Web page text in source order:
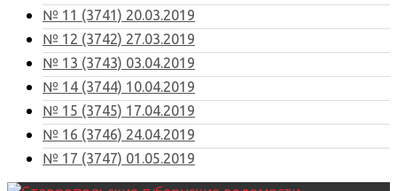
№ 11 (3741) 20.03.2019
№ 12 (3742) 27.03.2019
№ 13 (3743) 03.04.2019
№ 14 (3744) 10.04.2019
№ 15 (3745) 17.04.2019
№ 16 (3746) 24.04.2019
№ 17 (3747) 01.05.2019